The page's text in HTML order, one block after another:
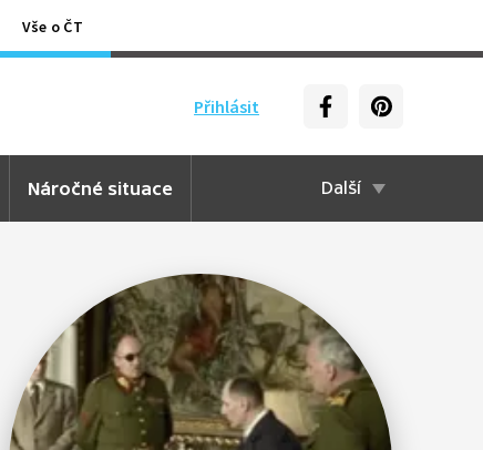
Vše o ČT
Přihlásit
Náročné situace Další